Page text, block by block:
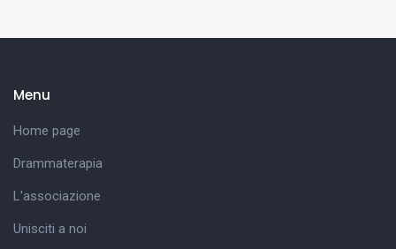
Menu
Home page
Drammaterapia
L'associazione
Unisciti a noi